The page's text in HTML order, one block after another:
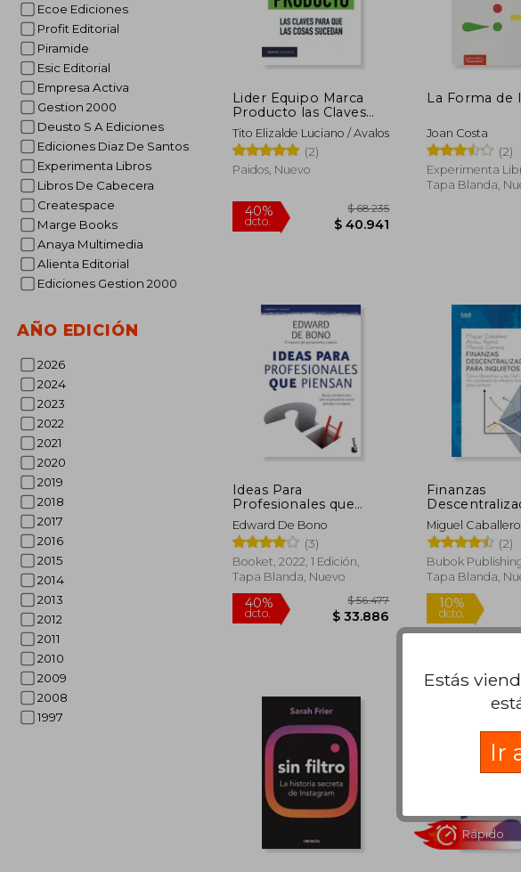
Ecoe Ediciones
Profit Editorial
Piramide
Esic Editorial
Empresa Activa
Gestion 2000
Deusto S A Ediciones
Ediciones Diaz De Santos
Experimenta Libros
Libros De Cabecera
Createspace
Marge Books
Anaya Multimedia
Alienta Editorial
Ediciones Gestion 2000
AÑO EDICIÓN
2026
2024
2023
2022
2021
2020
2019
2018
2017
2016
2015
2014
2013
2012
2011
2010
2009
2008
1997
Lider Equipo Marca
Producto las Claves
Para que las Cosas
Sucedan
Tito Elizalde Luciano / Avalos
(2)
Paidos, Nuevo
40%
dcto.
La Forma de
Joan Costa
(2)
Experimenta
Tapa Blanda,
Ideas Para
Profesionales que
Piensan
Edward De Bono
(3)
Booket, 2022, 1 Edición,
Tapa Blanda, Nuevo
40%
dcto. $ 33.886
Finanzas
Inquietos
Miguel
Ramio,Marcos(2)
Bubok
Tapa Blanda,
dcto.
Estás
Ir